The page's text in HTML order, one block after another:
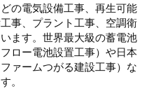
の電気設備工事、再生可能
事、プラント工事、空調衛
ます。世界最大級の蓄電池
ロー電池設置工事）や日本
ァームつがる建設工事）な
。